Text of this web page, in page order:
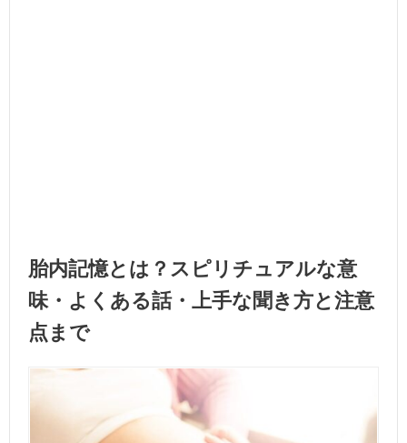
胎内記憶とは？スピリチュアルな意
味・よくある話・上手な聞き方と注意
点まで